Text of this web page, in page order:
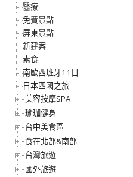
醫療
免費景點
屏東景點
新建案
素食
南歐西班牙11日
日本四國之旅
美容按摩SPA
瑜珈健身
台中美食區
食在北部&南部
台灣旅遊
國外旅遊